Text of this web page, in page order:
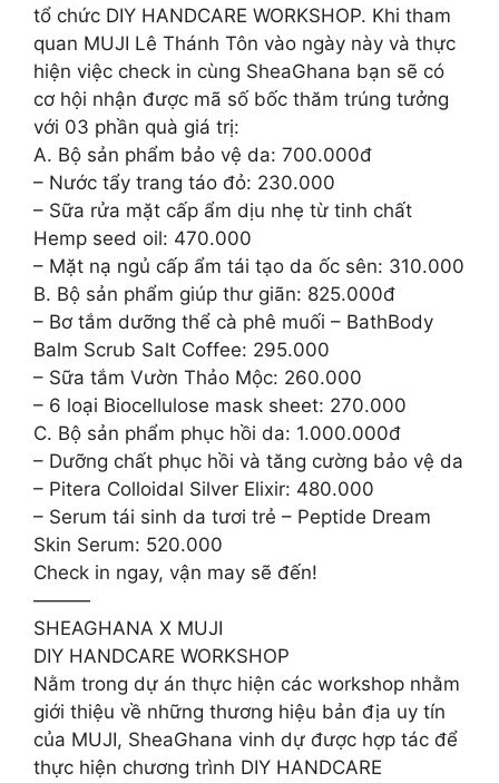
tổ chức DIY HANDCARE WORKSHOP. Khi tham
quan MUJI Lê Thánh Tôn vào ngày này và thực
hiện việc check in cùng SheaGhana bạn sẽ có
cơ hội nhận được mã số bốc thăm trúng tưởng
với 03 phần quà giá trị:
A. Bộ sản phẩm bảo vệ da: 700.000đ
– Nước tẩy trang táo đỏ: 230.000
– Sữa rửa mặt cấp ẩm dịu nhẹ từ tinh chất
Hemp seed oil: 470.000
– Mặt nạ ngủ cấp ẩm tái tạo da ốc sên: 310.000
B. Bộ sản phẩm giúp thư giãn: 825.000đ
– Bơ tắm dưỡng thể cà phê muối – BathBody
Balm Scrub Salt Coffee: 295.000
– Sữa tắm Vườn Thảo Mộc: 260.000
– 6 loại Biocellulose mask sheet: 270.000
C. Bộ sản phẩm phục hồi da: 1.000.000đ
– Dưỡng chất phục hồi và tăng cường bảo vệ da
– Pitera Colloidal Silver Elixir: 480.000
– Serum tái sinh da tươi trẻ – Peptide Dream
Skin Serum: 520.000
Check in ngay, vận may sẽ đến!
———
SHEAGHANA X MUJI
DIY HANDCARE WORKSHOP
Nằm trong dự án thực hiện các workshop nhằm
giới thiệu về những thương hiệu bản địa uy tín
của MUJI, SheaGhana vinh dự được hợp tác để
thực hiện chương trình DIY HANDCARE